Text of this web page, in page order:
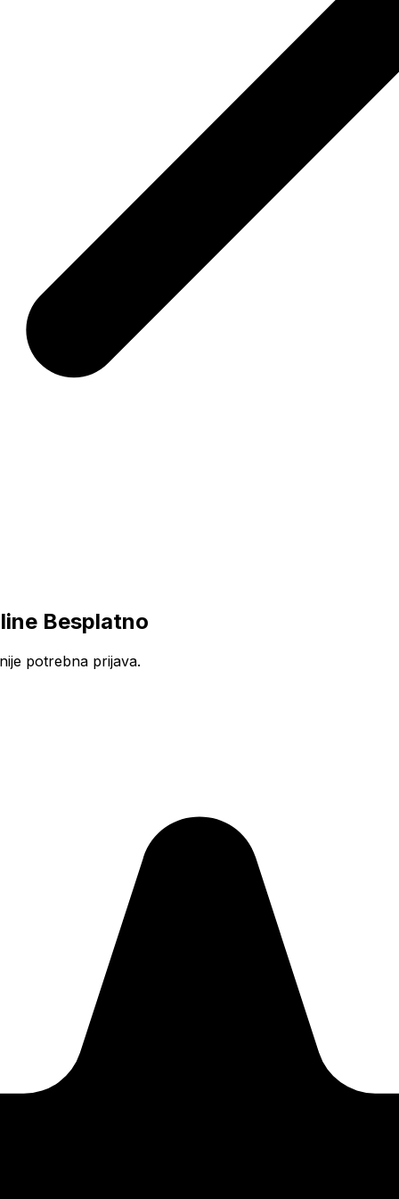
Besplatno
potrebna prijava.